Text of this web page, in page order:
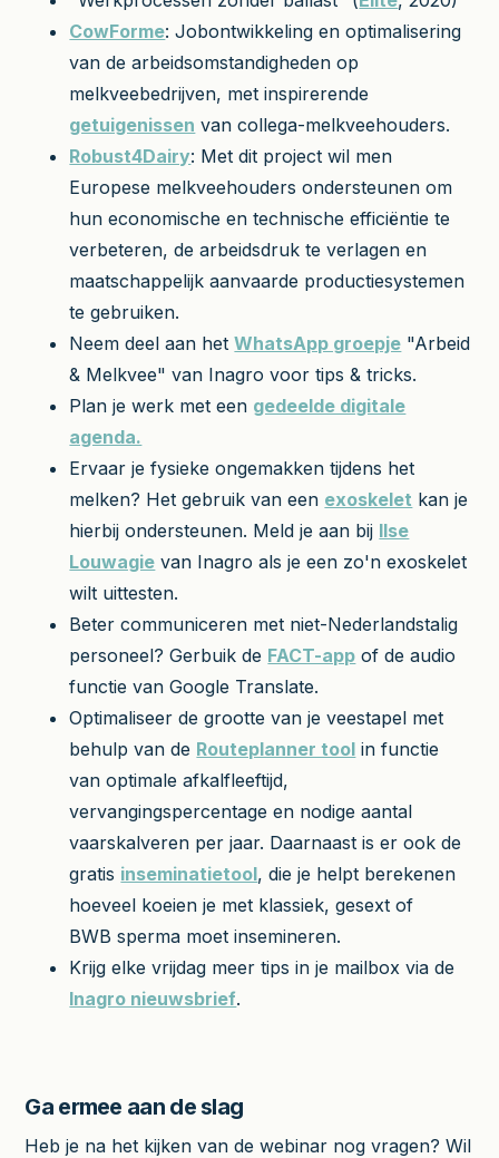
CowForme: Jobontwikkeling en optimalisering
van de arbeidsomstandigheden op
melkveebedrijven, met inspirerende
getuigenissen van collega-melkveehouders.
Robust4Dairy: Met dit project wil men
Europese melkveehouders ondersteunen om
hun economische en technische efficiëntie te
verbeteren, de arbeidsdruk te verlagen en
maatschappelijk aanvaarde productiesystemen
te gebruiken.
Neem deel aan hetWhatsApp groepje "Arbeid
& Melkvee" van Inagro voor tips & tricks.
Plan je werk met een gedeelde digitale
agenda.
Ervaar je fysieke ongemakken tijdens het
melken? Het gebruik van een exoskelet kan je
hierbij ondersteunen. Meld je aan bij Ilse
Louwagie van Inagro als je een zo'n exoskelet
wilt uittesten.
Beter communiceren met niet-Nederlandstalig
personeel? Gerbuik de FACT-app of de audio
functie van Google Translate.
Optimaliseer de grootte van je veestapel met
behulp van de Routeplanner tool in functie
van optimale afkalfleeftijd,
vervangingspercentage en nodige aantal
vaarskalveren per jaar. Daarnaast is er ook de
gratis inseminatietool, die je helpt berekenen
hoeveel koeien je met klassiek, gesext of
BWB sperma moet insemineren.
Krijg elke vrijdag meer tips in je mailbox via de
Inagro nieuwsbrief.
Ga ermee aan de slag
Heb je na het kijken van de webinar nog vragen? Wil